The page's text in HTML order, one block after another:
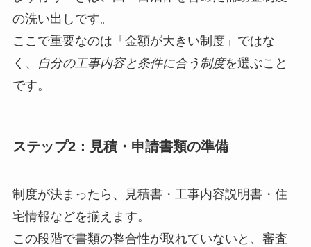
の洗い出しです。
ここで重要なのは「金額が大きい制度」ではな
く、
自分の工事内容と条件に合う制度を選ぶこと
です。
ステップ2：見積・申請書類の準備
制度が決まったら、見積書・工事内容説明書・住
宅情報などを揃えます。
この段階で書類の整合性が取れていないと、審査